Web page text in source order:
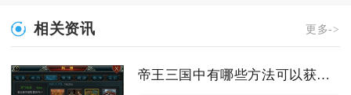
相关资讯 更多->
帝王三国中有哪些方法可以获得丰厚的战功